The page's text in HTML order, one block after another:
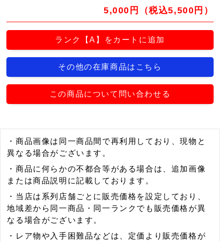
5,000円（税込5,500円）
ランク【A】をカートに追加
その他の在庫商品はこちら
この商品について問い合わせる
・商品画像は同一商品間で再利用しており、現物と
異なる場合がございます。
・商品に何らかの不都合等がある場合は、追加画像
または商品説明に記載しております。
・当店は系列店舗ごとに販売価格を設定しており、
地域差から同一商品・同一ランクでも販売価格が異
なる場合がございます。
・レア物や入手困難品などは、定価より販売価格が